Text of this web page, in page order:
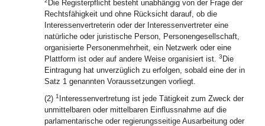
Die Registerpflicht besteht unabhängig von der Frage der
Rechtsfähigkeit und ohne Rücksicht darauf, ob die
Interessenvertreterin oder der Interessenvertreter eine
natürliche oder juristische Person, Personengesellschaft,
organisierte Personenmehrheit, ein Netzwerk oder eine
Plattform ist oder auf andere Weise organisiert ist. 3 Die
Eintragung hat unverzüglich zu erfolgen, sobald eine der in
Satz 1 genannten Voraussetzungen vorliegt.
(2) 1 Interessenvertretung ist jede Tätigkeit zum Zweck der
unmittelbaren oder mittelbaren Einflussnahme auf die
parlamentarische oder regierungsseitige Ausarbeitung oder